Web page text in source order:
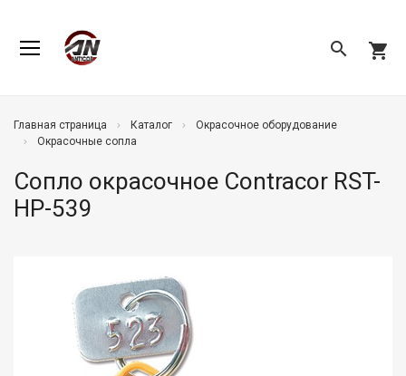
search shopping_cart
Главная страница Каталог
Окрасочное оборудование
Окрасочные сопла
Сопло окрасочное Contracor RST-
HP-539